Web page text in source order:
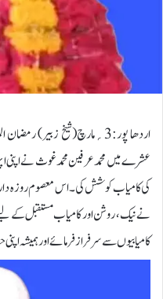
اردھا پور:3؍مارچ(شیخ
عشرے میں محمد عرفین محمد غوث نے اپنی
کی کامیاب کوشش کی۔ اس معصوم روزہ
نے نیک، روشن اور کامیاب مستقبل کے
کامیابیوں سے سرفراز فرمائے اور ہمیشہ